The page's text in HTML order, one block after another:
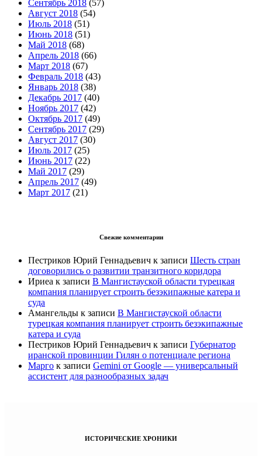
Сентябрь 2018 (57)
Август 2018 (54)
Июль 2018 (51)
Июнь 2018 (51)
Май 2018 (68)
Апрель 2018 (66)
Март 2018 (67)
Февраль 2018 (43)
Январь 2018 (38)
Декабрь 2017 (40)
Ноябрь 2017 (42)
Октябрь 2017 (49)
Сентябрь 2017 (29)
Август 2017 (30)
Июль 2017 (25)
Июнь 2017 (22)
Май 2017 (29)
Апрель 2017 (49)
Март 2017 (21)
Свежие комментарии
Пестриков Юрий Геннадьевич к записи Шесть стран
договорились о развитии транзитного коридора
Ириеа к записи В Мангистауской области турецкая
компания планирует строить безэкипажные катера и
суда
Амангельды к записи В Мангистауской области
турецкая компания планирует строить безэкипажные
катера и суда
Пестриков Юрий Геннадьевич к записи Губернатор
иранской провинции Гилян о потенциале региона
Марго к записи Gemini от Google — универсальный
ассистент для разнообразных задач
ИСТОРИЧЕСКИЕ ХРОНИКИ